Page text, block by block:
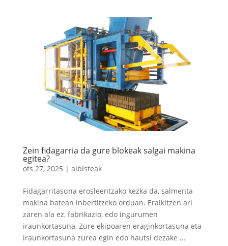
Zein fidagarria da gure blokeak salgai makina
egitea?
ots 27, 2025 | albisteak
Fidagarritasuna erosleentzako kezka da, salmenta
makina batean inbertitzeko orduan. Eraikitzen ari
zaren ala ez, fabrikazio, edo ingurumen
iraunkortasuna, Zure ekipoaren eraginkortasuna eta
iraunkortasuna zurea egin edo hautsi dezake ...